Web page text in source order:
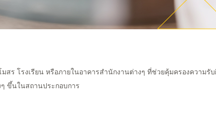
ร โรงเรียน หรือภายในอาคารสำนักงานต่างๆ ที่ช่วยคุ้มครองความรั
ขึ้นในสถานประกอบการ